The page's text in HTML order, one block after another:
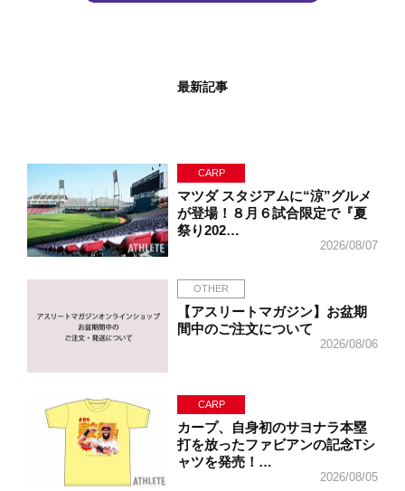
最新記事
CARP
マツダ スタジアムに“涼”グルメ
が登場！８月６試合限定で『夏
祭り202…
2026/08/07
OTHER
【アスリートマガジン】お盆期
間中のご注文について
2026/08/06
CARP
カープ、自身初のサヨナラ本塁
打を放ったファビアンの記念Tシ
ャツを発売！…
2026/08/05